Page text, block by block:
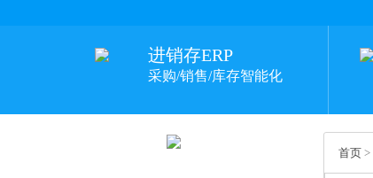
进销存ERP
采购/销售/库存智能化
首页 >